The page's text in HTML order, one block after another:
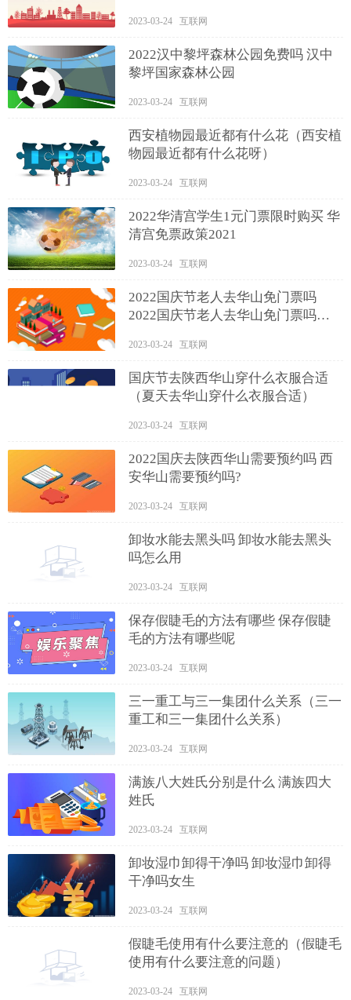
2023-03-24 互联网
2022汉中黎坪森林公园免费吗 汉中
黎坪国家森林公园
2023-03-24 互联网
西安植物园最近都有什么花（西安植
物园最近都有什么花呀）
2023-03-24 互联网
2022华清宫学生1元门票限时购买 华
清宫免票政策2021
2023-03-24 互联网
2022国庆节老人去华山免门票吗
2022国庆节老人去华山免门票吗现
2023-03-24 互联网
国庆节去陕西华山穿什么衣服合适
（夏天去华山穿什么衣服合适）
2023-03-24 互联网
2022国庆去陕西华山需要预约吗 西
安华山需要预约吗?
2023-03-24 互联网
卸妆水能去黑头吗 卸妆水能去黑头
吗怎么用
2023-03-24 互联网
保存假睫毛的方法有哪些 保存假睫
毛的方法有哪些呢
2023-03-24 互联网
三一重工与三一集团什么关系（三一
重工和三一集团什么关系）
2023-03-24 互联网
满族八大姓氏分别是什么 满族四大
姓氏
2023-03-24 互联网
卸妆湿巾卸得干净吗 卸妆湿巾卸得
干净吗女生
2023-03-24 互联网
假睫毛使用有什么要注意的（假睫毛
使用有什么要注意的问题）
2023-03-24 互联网